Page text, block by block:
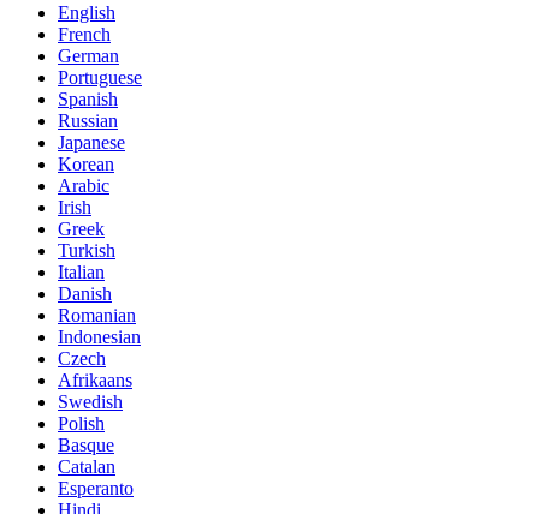
English
French
German
Portuguese
Spanish
Russian
Japanese
Korean
Arabic
Irish
Greek
Turkish
Italian
Danish
Romanian
Indonesian
Czech
Afrikaans
Swedish
Polish
Basque
Catalan
Esperanto
Hindi